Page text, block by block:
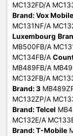
MC132FD/A
Brand: Vox Mobile
MC131NF/A
Luxembourg
MB500FB/A
MC134FB/A
MB489FB/A
MC132FB/A
Brand: 3
MC132ZP/A
Brand: Telcel
MC132E/A
Brand: T-Mobile